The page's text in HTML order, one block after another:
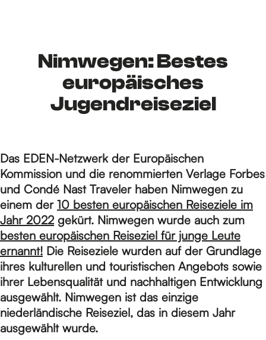
i
e
z
u
r
H
o
Nimwegen: Bestes
europäisches
Jugendreiseziel
Das EDEN-Netzwerk der Europäischen
Kommission und die renommierten Verlage Forbes
und Condé Nast Traveler haben Nimwegen zu
einem der 10 besten europäischen Reiseziele im
Jahr 2022gekürt. Nimwegen wurde auch zum
besten europäischen Reiseziel für junge Leute
ernannt! Die Reiseziele wurden auf der Grundlage
ihres kulturellen und touristischen Angebots sowie
ihrer Lebensqualität und nachhaltigen Entwicklung
ausgewählt. Nimwegen ist das einzige
niederländische Reiseziel, das in diesem Jahr
ausgewählt wurde.